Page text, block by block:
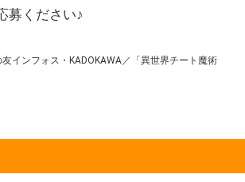
募ください♪
インフォス・KADOKAWA／「異世界チート魔術